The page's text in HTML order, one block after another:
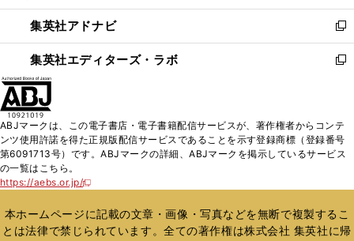
開
く
ウ
で
開
く
ン
ド
ウ
で
ウ
ィ
ン
ド
く
集英社アドナビ
新
し
い
ド
ウ
で
集英社エディターズ・ラボ
新
ィ
ン
ド
開
く
ABJマークは、この電子書店・電子書籍配信サービスが、著作権者からコンテ
ンツ使用許諾を得た正規版配信サービスであることを示す登録商標（登録番号
第6091713号）です。ABJマークの詳細、ABJマークを掲示しているサービス
の一覧はこちら。
https://aebs.or.jp/
新
い
ウ
ィ
本ホームページに記載の文章・画像・写真などを無断で複製するこ
とは法律で禁じられています。全ての著作権は株式会社 集英社に帰